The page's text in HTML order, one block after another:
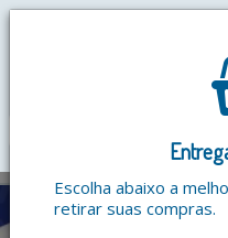
Escolha abaixo a
retirar suas compras.